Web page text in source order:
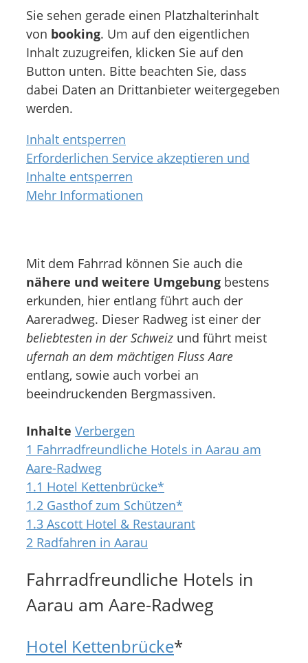
Sie sehen gerade einen Platzhalterinhalt
von booking. Um auf den eigentlichen
Inhalt zuzugreifen, klicken Sie auf den
Button unten. Bitte beachten Sie, dass
dabei Daten an Drittanbieter weitergegeben
werden.
Inhalt entsperren
Erforderlichen Service akzeptieren und
Inhalte entsperren
Mehr Informationen
Mit dem Fahrrad können Sie auch die
nähere und weitere Umgebung bestens
erkunden, hier entlang führt auch der
Aareradweg. Dieser Radweg ist einer der
beliebtesten in der Schweiz und führt meist
ufernah an dem mächtigen Fluss Aare
entlang, sowie auch vorbei an
beeindruckenden Bergmassiven.
Inhalte Verbergen
1 Fahrradfreundliche Hotels in Aarau am
Aare-Radweg
1.1 Hotel Kettenbrücke*
1.2 Gasthof zum Schützen*
1.3 Ascott Hotel & Restaurant
2 Radfahren in Aarau
Fahrradfreundliche Hotels in
Aarau am Aare-Radweg
Hotel Kettenbrücke*